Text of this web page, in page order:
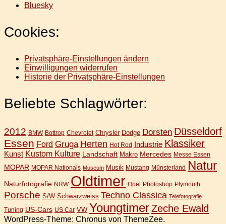
Bluesky
Cookies:
Privatsphäre-Einstellungen ändern
Einwilligungen widerrufen
Historie der Privatsphäre-Einstellungen
Beliebte Schlagwörter:
2012 BMW Bottrop Chevrolet Chrysler Dodge Dorsten Düsseldorf
Essen Ford Gruga Herten Hot Rod Industrie Klassiker
Kunst Kustom Kulture Landschaft Makro Mercedes Messe Essen
MOPAR MOPAR Nationals Museum Musik Mustang Münsterland Natur
Naturfotografie NRW Oldtimer Opel Photoshop Plymouth
Porsche S/W Schwarzweiss Techno Classica Telefotografie
Tuning US-Cars US Car VW YoungtimerZeche Ewald
WordPress-Theme: Chronus von ThemeZee.